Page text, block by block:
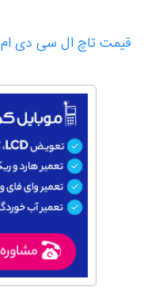
قیمت تاچ ال سی دی ام 01